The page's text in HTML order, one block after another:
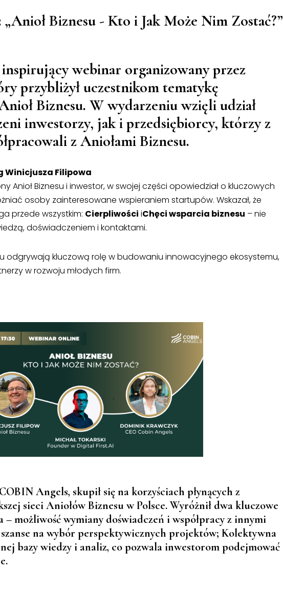
Biznesu - Kto i Jak Może Nim Zostać?”
webinar organizowany przez
przybliżył uczestnikom tematykę
Biznesu. W wydarzeniu wzięli udział
inwestorzy, jak i przedsiębiorcy, którzy z
z Aniołami Biznesu.
Winicjusza Filipowa
Anioł Biznesu i inwestor, w swojej części opowiedział o kluczowych
osoby zainteresowane wspieraniem startupów. Wskazał, że
przede wszystkim: Cierpliwości iChęci wsparcia biznesu – nie
doświadczeniem i kontaktami.
odgrywają kluczową rolę w budowaniu innowacyjnego ekosystemu,
w rozwoju młodych firm.
Angels, skupił się na korzyściach płynących z
sieci Aniołów Biznesu w Polsce. Wyróżnił dwa kluczowe
– możliwość wymiany doświadczeń i współpracy z innymi
na wybór perspektywicznych projektów; Kolektywna
bazy wiedzy i analiz, co pozwala inwestorom podejmować